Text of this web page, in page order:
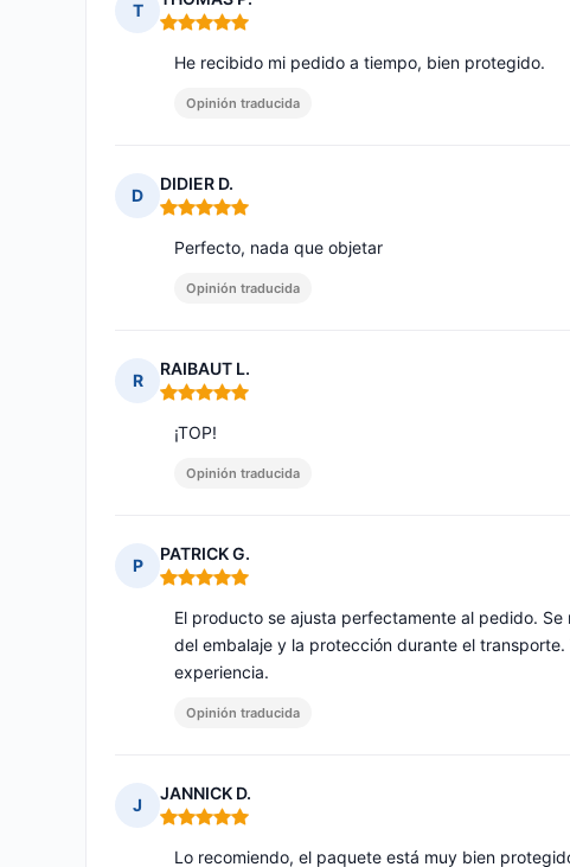
T
Nota: 5 de 5
He recibido mi pedido a tiempo, bien protegido.
Opinión traducida
D
DIDIER D.
Nota: 5 de 5
Perfecto, nada que objetar
Opinión traducida
R
RAIBAUT L.
Nota: 5 de 5
¡TOP!
Opinión traducida
P
PATRICK G.
Nota: 5 de 5
El producto se ajusta perfectamente al pedido.
del embalaje y la protección durante el
experiencia.
Opinión traducida
J
JANNICK D.
Nota: 5 de 5
Lo recomiendo, el paquete está muy bien